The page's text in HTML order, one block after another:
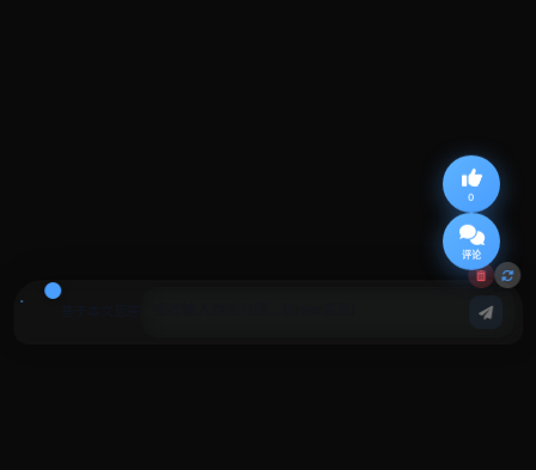
0
评论